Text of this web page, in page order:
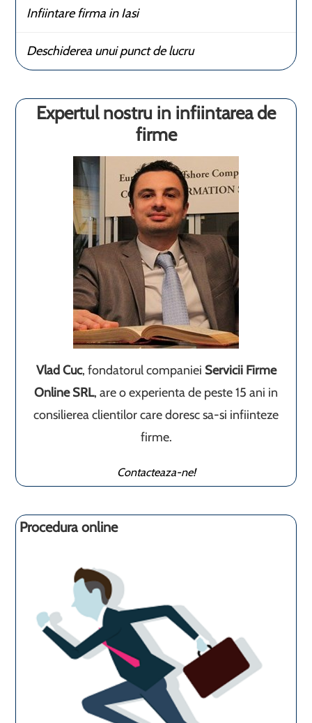
Infiintare firma in Iasi
Deschiderea unui punct de lucru
Expertul nostru in infiintarea de
firme
Vlad Cuc, fondatorul companiei Servicii Firme
Online SRL, are o experienta de peste 15 ani in
consilierea clientilor care doresc sa-si infiinteze
firme.
Contacteaza-ne!
Procedura online